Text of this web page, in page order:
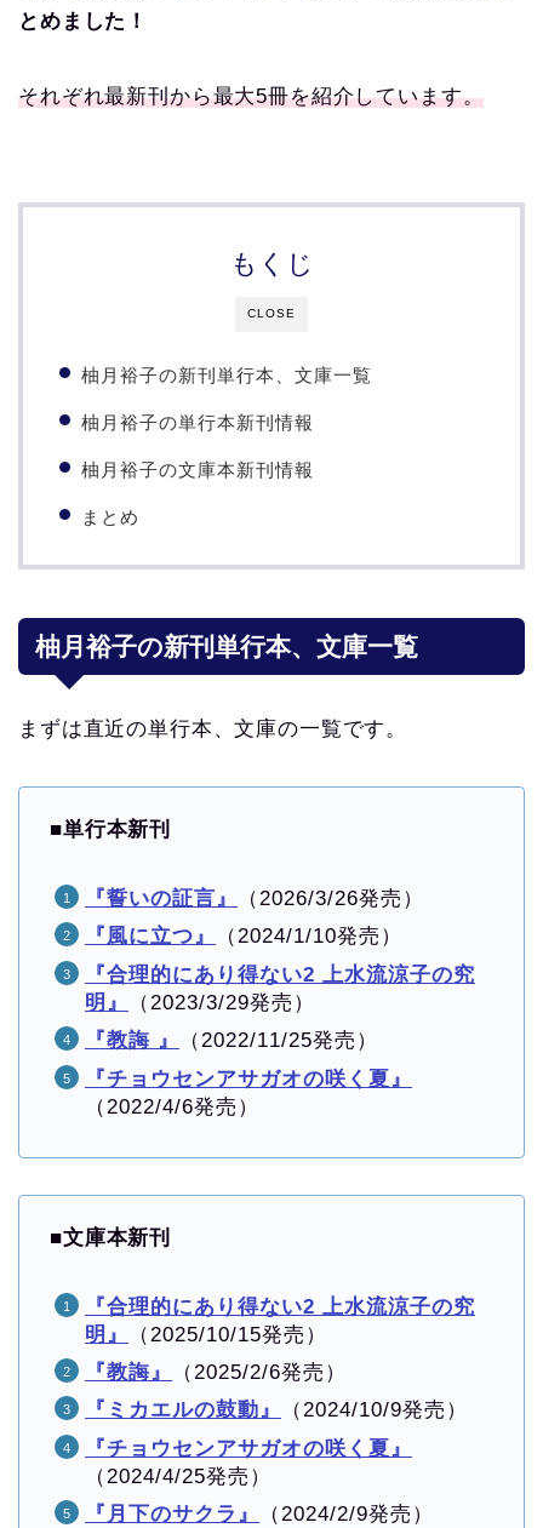
とめました！
それぞれ最新刊から最大5冊を紹介しています。
CLOSE
もくじ
柚月裕子の新刊単行本、文庫一覧
柚月裕子の単行本新刊情報
柚月裕子の文庫本新刊情報
まとめ
柚月裕子の新刊単行本、文庫一覧
まずは直近の単行本、文庫の一覧です。
■単行本新刊
『誓いの証言』
（2026/3/26発売）
『風に立つ』
（2024/1/10発売）
『合理的にあり得ない2 上水流涼子の究
明』
（2023/3/29発売）
『教誨 』
（2022/11/25発売）
『チョウセンアサガオの咲く夏』
（2022/4/6発売）
■文庫本新刊
『合理的にあり得ない2 上水流涼子の究
明』
（2025/10/15発売）
『教誨』
（2025/2/6発売）
『ミカエルの鼓動』
（2024/10/9発売）
『チョウセンアサガオの咲く夏』
（2024/4/25発売）
『月下のサクラ』
（2024/2/9発売）